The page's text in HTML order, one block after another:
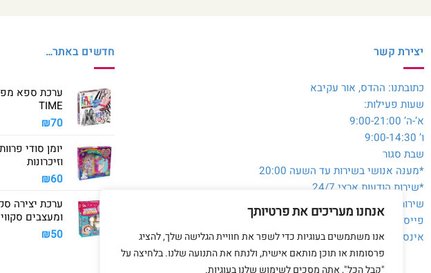
אנחנו מעריכים את פרטיותך
אנו משתמשים בעוגיות כדי לשפר את חוויית הגלישה שלך, להציג
פרסומות או תוכן מותאם אישית, ולנתח את התנועה שלנו. בלחיצה על
"קבל הכל", אתה מסכים לשימוש שלנו בעוגיות.
יצירת קשר
כתובתנו: ההדס, אור עקיבא
שעות פעילות:
א’-ה’ 9:00-21:00
ו’ 9:00-14:30
שבת סגור
*מענה אנושי בשירות עד השעה 20:00
*שירות הודעות ארצי 24/7
שירות לקוחות והזמנות:054-3980564
פייסבוק:@toysale.co.il
אינסטגרם:toysalecoil
חדשים באתר…
TIME
₪70
יומן סודי
וזיכרונות
₪60
ערכת יצירה
ומעצבים
₪50